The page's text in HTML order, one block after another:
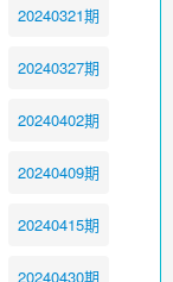
20240321期
20240327期
20240402期
20240409期
20240415期
20240430期